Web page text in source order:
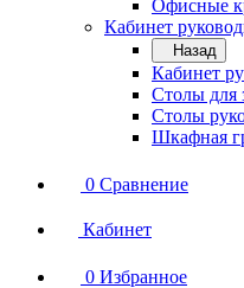
Офисные
Кабинет
Назад
Кабинет
Столы для
Столы
Шкафная
0 Сравнение
Кабинет
0 Избранное